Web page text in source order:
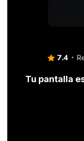
7.4
Tu pantalla